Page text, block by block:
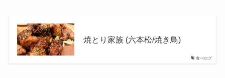
食べログ
焼とり家族 (六本松/焼き鳥)